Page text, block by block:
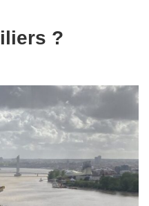
?